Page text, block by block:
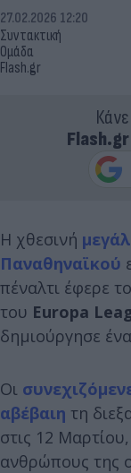
Συντακτική
Ομάδα
Flash.gr
27.02.2026 12:20
Flash.gr
Η χθεσινή
Παναθηναϊκού
πέναλτι έφερε
του Europa
δημιούργησε
Οι
αβέβαιη τη
στις 12
ανθρώπους της